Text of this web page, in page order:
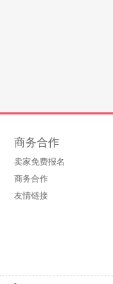
商务合作
卖家免费报名
商务合作
友情链接